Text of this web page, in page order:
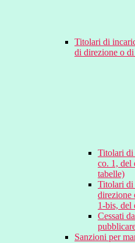
Titolari di
di direzione o
Titolari di
co. 1, del
tabelle)
Titolari di
direzione
1-bis, del
Cessati
Sanzioni per